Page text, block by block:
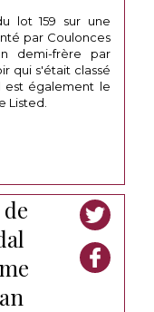
lot 159 sur une
par Coulonces
demi-frère par
qui s'était classé
est également le
Listed.